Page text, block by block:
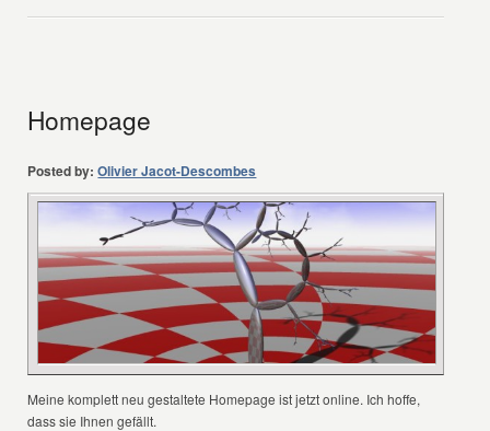
Homepage
Posted by: Olivier Jacot-Descombes
Meine komplett neu gestaltete Homepage ist jetzt online. Ich hoffe,
dass sie Ihnen gefällt.